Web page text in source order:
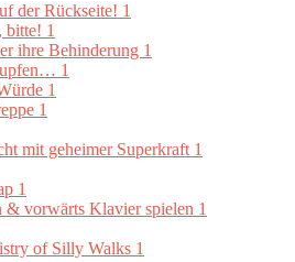
der Rückseite! 1
bitte! 1
ihre Behinderung 1
1
1
1
mit geheimer Superkraft 1
1
& vorwärts Klavier spielen 1
of Silly Walks 1